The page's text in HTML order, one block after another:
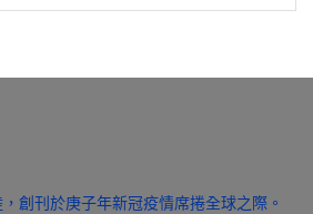
創刊於庚子年新冠疫情席捲全球之際。